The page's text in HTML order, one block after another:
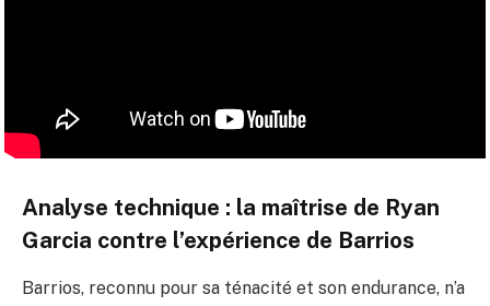
Analyse technique : la maîtrise de Ryan
Garcia contre l’expérience de Barrios
Barrios, reconnu pour sa ténacité et son endurance, n’a